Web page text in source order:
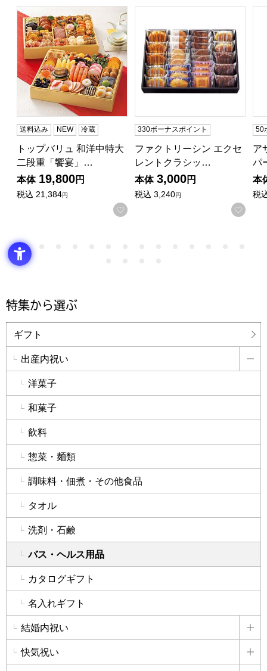
トップバリュ 和洋中特大二段重「饗宴」(きょうえん)【4
送料込み NEW 冷蔵
トップバリュ 和洋中特大
二段重「饗宴」…
本体 19,800円
税込 21,384円
お気に入りに登録する
330ボーナスポイント
ファクトリーシン エクセ
レントクラシッ…
本体 3,000円
税込 3,240円
お気
50
ア
パ
本
税
特集から選ぶ
ギフト
出産内祝い
洋菓子
和菓子
飲料
惣菜・麺類
調味料・佃煮・その他食品
タオル
洗剤・石鹸
バス・ヘルス用品
カタログギフト
名入れギフト
結婚内祝い
詳
快気祝い
詳